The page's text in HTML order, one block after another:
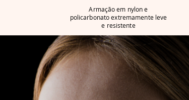
Armação em nylon e
policarbonato extremamente leve
e resistente